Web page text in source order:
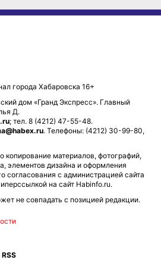
города Хабаровска 16+
дом «Гранд Экспресс». Главный
Д.
; тел. 8 (4212) 47-55-48.
. Телефоны: (4212) 30-99-80,
копирование материалов, фотографий,
элементов дизайна и оформления
согласования с администрацией сайта
на сайт Habinfo.ru.
не совпадать с позицией редакции.
RSS